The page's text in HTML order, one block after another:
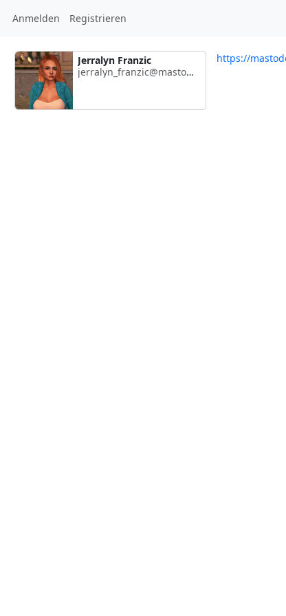
Anmelden Registrieren
Jerralyn Franzic
jerralyn_franzic@mastodon.sdf.org
https://